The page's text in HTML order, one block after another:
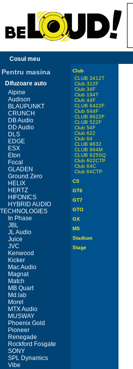
Cosul meu
Pentru masina
Difuzoare auto
Alpine
Audison
BLAUPUNKT
CRUNCH
DB Audio
DD Audio
DLS
EDGE
ESX
Eton
Focal
GLADEN
Ground Zero
HELIX
HERTZ
HIFONICS
HYBRID AUDIO
TECHNOLOGIES
In Phase
JBL
JL Audio
Juice
JVC
Kenwood
Kicker
Mac Audio
Magnat
Match
MB Quart
Md.lab
Morel
MTX Audio
MUSWAY
Phoenix Gold
Pioneer
Renegade
Rockford Fosgate
SONY
SPL Dynamics
Vibe
Club
CLUB 3412T
Club 322F
Club 34F
Club 194T
Club 44F
CLUB 6422F
Club 644F
CLUB 8622F
CLUB 522F
Club 54F
Club 622
Club 64
CLUB 9632
CLUB 964M
CLUB 625SQ
Club 602CTP
Club 64C
Club 64CTP
CS
GT6
GT7
GTO
GX
MS
Stadium
Stage